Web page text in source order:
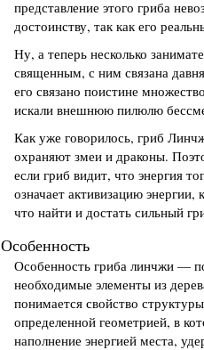
представление этого гриба
достоинству, так как его
Ну, а теперь несколько
священным, с ним связана
его связано поистине
искали внешнюю пилюлю
Как уже говорилось, гриб
охраняют змеи и драконы.
если гриб видит, что энергия
означает активизацию
что найти и достать сильный
Особенность
Особенность гриба линчжи —
необходимые элементы из
понимается свойство
определенной геометрией, в
наполнение энергией места,